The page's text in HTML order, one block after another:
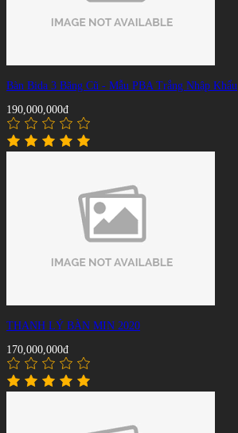
Bàn Bida 3 Băng Cũ - Mẫu PBA Trắng Nhập Khẩu
190,000,000đ
THANH LÝ BÀN MIN 2020
170,000,000đ